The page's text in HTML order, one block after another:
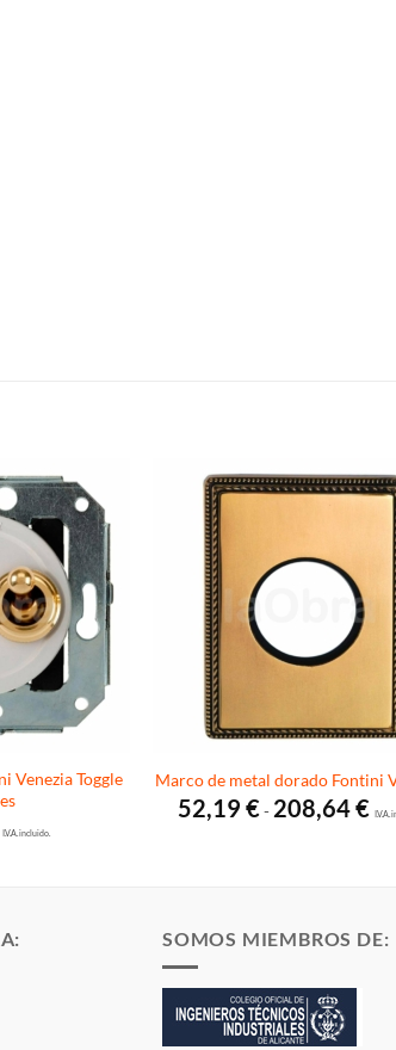
Venezia Toggle
incluido.
Marco de metal dorado Fontini
52,19€- 208,64€de
I.V.A.
SOMOS MIEMBROS DE: